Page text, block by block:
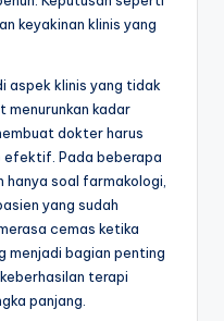
keyakinan klinis yang
aspek klinis yang tidak
menurunkan kadar
dokter harus
efektif. Pada beberapa
hanya soal farmakologi,
yang sudah
cemas ketika
menjadi bagian penting
terapi
panjang.